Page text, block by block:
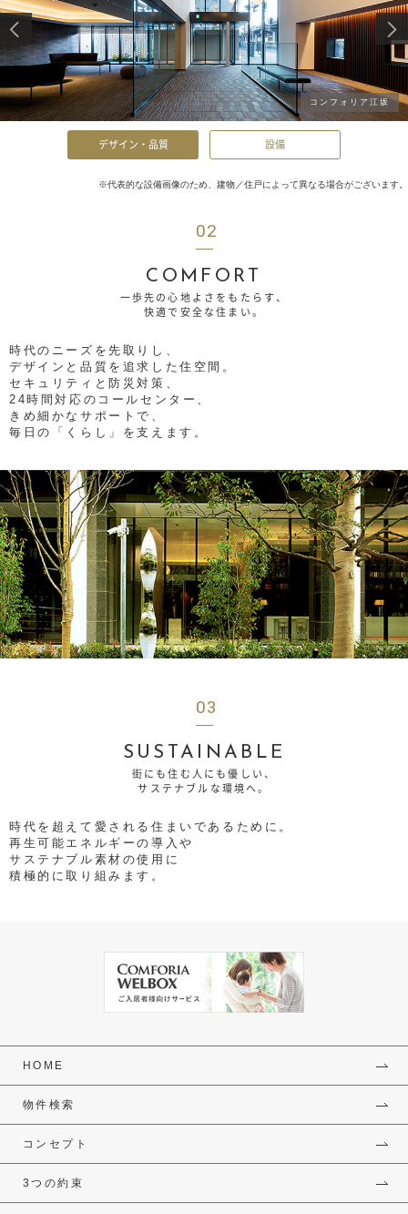
コンフォリア江坂
デザイン・品質 設備
※代表的な設備画像のため、建物／住戸によって異なる場合がございます。
02
COMFORT
一歩先の心地よさをもたらす、
快適で安全な住まい。
時代のニーズを先取りし、
デザインと品質を追求した住空間。
セキュリティと防災対策、
24時間対応のコールセンター、
きめ細かなサポートで、
毎日の「くらし」を支えます。
03
SUSTAINABLE
街にも住む人にも優しい、
サステナブルな環境へ。
時代を超えて愛される住まいであるために。
再生可能エネルギーの導入や
サステナブル素材の使用に
積極的に取り組みます。
HOME
物件検索
コンセプト
3つの約束